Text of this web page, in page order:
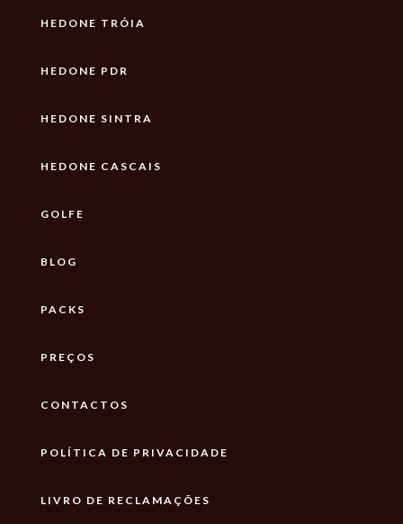
HEDONE TRÓIA
HEDONE PDR
HEDONE SINTRA
HEDONE CASCAIS
GOLFE
BLOG
PACKS
PREÇOS
CONTACTOS
POLÍTICA DE PRIVACIDADE
LIVRO DE RECLAMAÇÕES